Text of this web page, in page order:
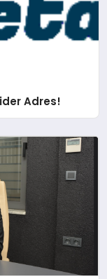
Adres!